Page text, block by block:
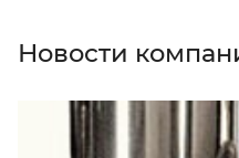
Новости